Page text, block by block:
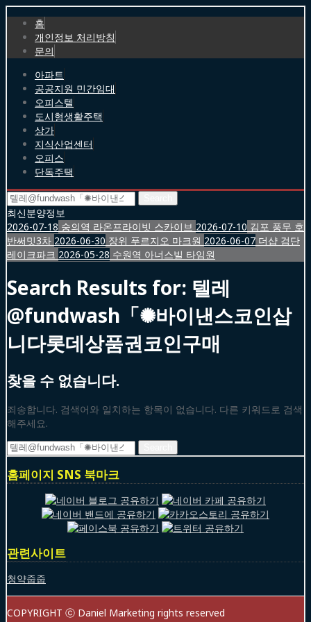
홈
개인정보 처리방침
문의
아파트
공공지원 민간임대
오피스텔
도시형생활주택
상가
지식산업센터
오피스
단독주택
Search
for:
최신분양정보
2026-07-18 숭의역 라온프라이빗 스카이브 2026-07-10 김포 풍무 호
반써밋3차 2026-06-30 장위 푸르지오 마크원 2026-06-07 더샵 검단
레이크파크 2026-05-28 수원역 아너스빌 타임원
Search Results for: 텔레
@fundwash「✺바이낸스코인삽
니다롯데상품권코인구매
찾을 수 없습니다.
죄송합니다. 검색어와 일치하는 항목이 없습니다. 다른 키워드로 검색
해주세요.
Search
for:
홈페이지 SNS 북마크
관련사이트
청약줍줍
COPYRIGHT ⓒ Daniel Marketing rights reserved